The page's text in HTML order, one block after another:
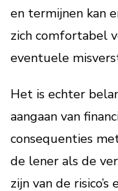
en termijnen kan
zich comfortabel
eventuele
Het is echter
aangaan van
consequenties
de lener als de
zijn van de